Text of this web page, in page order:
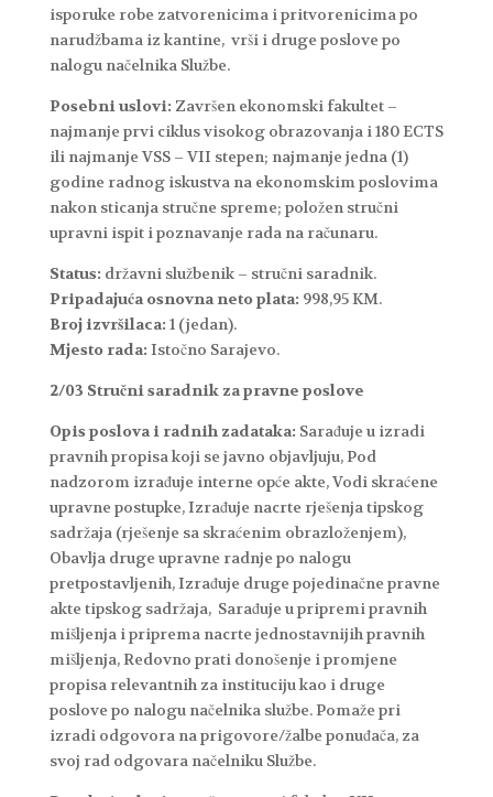
isporuke robe zatvorenicima i pritvorenicima po
narudžbama iz kantine, vrši i druge poslove po
nalogu načelnika Službe.
Posebni uslovi: Završen ekonomski fakultet –
najmanje prvi ciklus visokog obrazovanja i 180 ECTS
ili najmanje VSS – VII stepen; najmanje jedna (1)
godine radnog iskustva na ekonomskim poslovima
nakon sticanja stručne spreme; položen stručni
upravni ispit i poznavanje rada na računaru.
Status: državni službenik – stručni saradnik.
Pripadajuća osnovna neto plata: 998,95 KM.
Broj izvršilaca: 1 (jedan).
Mjesto rada: Istočno Sarajevo.
2/03 Stručni saradnik za pravne poslove
Opis poslova i radnih zadataka: Sarađuje u izradi
pravnih propisa koji se javno objavljuju, Pod
nadzorom izrađuje interne opće akte, Vodi skraćene
upravne postupke, Izrađuje nacrte rješenja tipskog
sadržaja (rješenje sa skraćenim obrazloženjem),
Obavlja druge upravne radnje po nalogu
pretpostavljenih, Izrađuje druge pojedinačne pravne
akte tipskog sadržaja, Sarađuje u pripremi pravnih
mišljenja i priprema nacrte jednostavnijih pravnih
mišljenja, Redovno prati donošenje i promjene
propisa relevantnih za instituciju kao i druge
poslove po nalogu načelnika službe. Pomaže pri
izradi odgovora na prigovore/žalbe ponuđača, za
svoj rad odgovara načelniku Službe.